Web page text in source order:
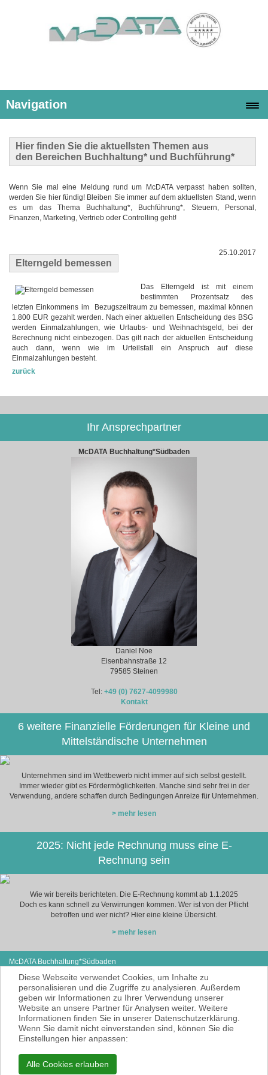
Navigation
Hier finden Sie die aktuellsten Themen aus
den Bereichen Buchhaltung* und Buchführung*
Wenn Sie mal eine Meldung rund um McDATA verpasst haben sollten,
werden Sie hier fündig! Bleiben Sie immer auf dem aktuellsten Stand, wenn
es um das Thema Buchhaltung*, Buchführung*, Steuern, Personal,
Finanzen, Marketing, Vertrieb oder Controlling geht!
Elterngeld bemessen
25.10.2017
Das Elterngeld ist mit einem
bestimmten Prozentsatz des
letzten Einkommens im Bezugszeitraum zu bemessen, maximal können
1.800 EUR gezahlt werden. Nach einer aktuellen Entscheidung des BSG
werden Einmalzahlungen, wie Urlaubs- und Weihnachtsgeld, bei der
Berechnung nicht einbezogen. Das gilt nach der aktuellen Entscheidung
auch dann, wenn wie im Urteilsfall ein Anspruch auf diese
Einmalzahlungen besteht.
zurück
Ihr Ansprechpartner
McDATA Buchhaltung*Südbaden
Daniel Noe
Eisenbahnstraße 12
79585 Steinen
Tel: +49 (0) 7627-4099980
Kontakt
6 weitere Finanzielle Förderungen für Kleine und
Mittelständische Unternehmen
Unternehmen sind im Wettbewerb nicht immer auf sich selbst gestellt.
Immer wieder gibt es Fördermöglichkeiten. Manche sind sehr frei in der
Verwendung, andere schaffen durch Bedingungen Anreize für Unternehmen.
> mehr lesen
2025: Nicht jede Rechnung muss eine E-
Rechnung sein
Wie wir bereits berichteten. Die E-Rechnung kommt ab 1.1.2025
Doch es kann schnell zu Verwirrungen kommen. Wer ist von der Pflicht
betroffen und wer nicht? Hier eine kleine Übersicht.
> mehr lesen
McDATA Buchhaltung*Südbaden
79585 Steinen
E-Mail: noe@mcdata.de
McDATA ist eine sehr gute Alternative zu
Ihrem Steuerberater zur Erbringung der
laufenden Finanz- und Lohnbuchhaltung*.
* = Erbracht werden nur Dienstleistungen
gemäß § 6 Nr. 3+4 Steuerberatungsgesetz
KEINE Rechts- und/oder Steuerberatung!
Diese Webseite verwendet Cookies, um Inhalte zu
personalisieren und die Zugriffe zu analysieren. Außerdem
geben wir Informationen zu Ihrer Verwendung unserer
Website an unsere Partner für Analysen weiter. Weitere
Informationen finden Sie in unserer Datenschutzerklärung.
Wenn Sie damit nicht einverstanden sind, können Sie die
Einstellungen hier anpassen:
Alle Cookies erlauben